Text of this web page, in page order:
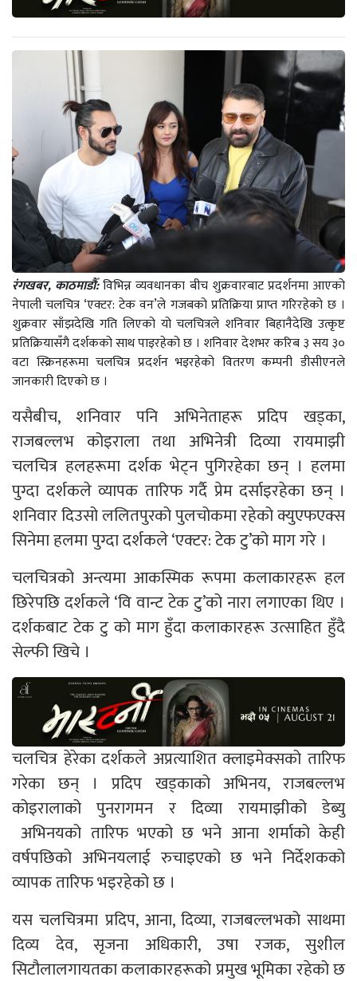
रंगखबर, काठमाडौँ:विभिन्न व्यवधानका बीच शुक्रवारबाट प्रदर्शनमा आएको
नेपाली चलचित्र ‘एक्टर: टेक वन’ले गजबको प्रतिक्रिया प्राप्त गरिरहेको छ ।
शुक्रवार साँझदेखि गति लिएको यो चलचित्रले शनिवार बिहानैदेखि उत्कृष्ट
प्रतिक्रियासँगै दर्शकको साथ पाइरहेको छ । शनिवार देशभर करिब ३ सय ३०
वटा स्क्रिनहरूमा चलचित्र प्रदर्शन भइरहेको वितरण कम्पनी डीसीएनले
जानकारी दिएको छ ।
यसैबीच, शनिवार पनि अभिनेताहरू प्रदिप खड्का,
राजबल्लभ कोइराला तथा अभिनेत्री दिव्या रायमाझी
चलचित्र हलहरूमा दर्शक भेट्न पुगिरहेका छन् । हलमा
पुग्दा दर्शकले व्यापक तारिफ गर्दै प्रेम दर्साइरहेका छन् ।
शनिवार दिउसो ललितपुरको पुलचोकमा रहेको क्युएफएक्स
सिनेमा हलमा पुग्दा दर्शकले ‘एक्टर: टेक टु’को माग गरे ।
चलचित्रको अन्त्यमा आकस्मिक रूपमा कलाकारहरू हल
छिरेपछि दर्शकले ‘वि वान्ट टेक टु’को नारा लगाएका थिए ।
दर्शकबाट टेक टु को माग हुँदा कलाकारहरू उत्साहित हुँदै
सेल्फी खिचे ।
चलचित्र हेरेका दर्शकले अप्रत्याशित क्लाइमेक्सको तारिफ
गरेका छन् । प्रदिप खड्काको अभिनय, राजबल्लभ
कोइरालाको पुनरागमन र दिव्या रायमाझीको डेब्यु
अभिनयको तारिफ भएको छ भने आना शर्माको केही
वर्षपछिको अभिनयलाई रुचाइएको छ भने निर्देशकको
व्यापक तारिफ भइरहेको छ ।
यस चलचित्रमा प्रदिप, आना, दिव्या, राजबल्लभको साथमा
दिव्य देव, सृजना अधिकारी, उषा रजक, सुशील
सिटौलालगायतका कलाकारहरूको प्रमुख भूमिका रहेको छ